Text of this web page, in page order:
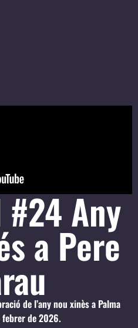
Any
a Pere
de l’any nou xinès a Palma
de 2026.